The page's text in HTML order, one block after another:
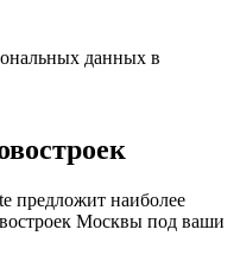
данных в
предложит наиболее
Москвы под ваши